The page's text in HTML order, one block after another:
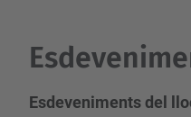
Esdeveniments del